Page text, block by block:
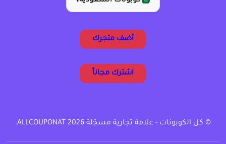
أضف متجرك
اشترك مجاناً
© كل الكوبونات - علامة تجارية مسجّلة ALLCOUPONAT 2026.